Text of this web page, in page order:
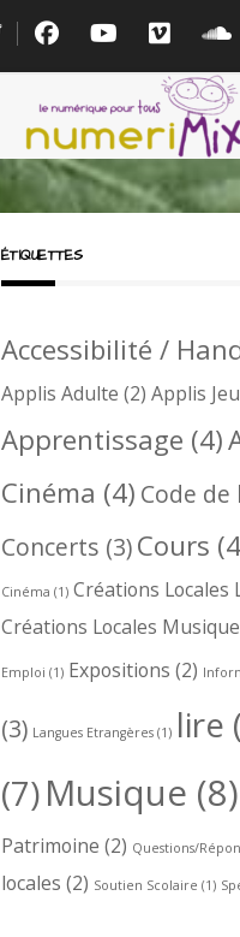
ÉTIQUETTES
Accessibilité /
Applis Adulte (2) Applis
Apprentissage (4)
Cinéma (4) Code
Concerts (3)Cours
Cinéma (1) Créations Locales
Créations Locales Musique
Emploi (1) Expositions (2)
(3) Langues Etrangères (1) lire
(7)Musique (8)
Patrimoine (2) Questions/
locales (2) Soutien Scolaire (1)